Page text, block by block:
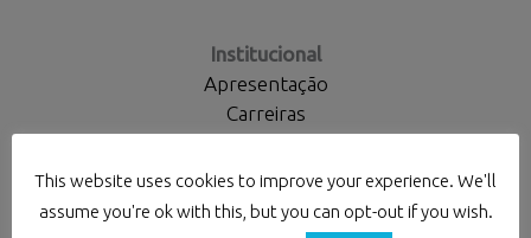
Institucional
Apresentação
Carreiras
Escritórios
Contactos
This website uses cookies to improve your experience. We'll
assume you're ok with this, but you can opt-out if you wish.